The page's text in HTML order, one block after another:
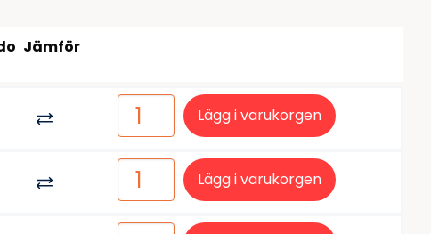
Jämför
Lägg i varukorgen
Lägg i varukorgen